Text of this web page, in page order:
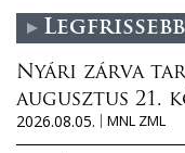
v
K
u
t
a
t
n
y
4
.
é
Nyári zárva
augusztus 21.
2026.08.05.
MNL ZML